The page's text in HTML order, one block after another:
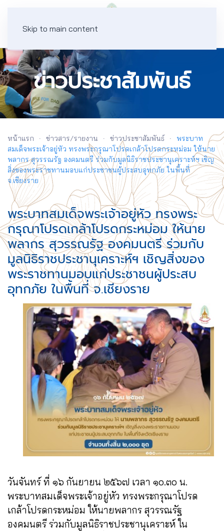
Skip to main content
ข่าวประชาสัมพันธ์
หน้าแรก ข่าวสาร/รายงาน ข่าวประชาสัมพันธ์
พระบาท
สมเด็จพระเจ้าอยู่หัว ทรงพระกรุณาโปรดเกล้าโปรดกระหม่อม ให้นาย
พลากร สุวรรณรัฐ องคมนตรี ร่วมกับมูลนิธิราชประชานุเคราะห์ฯ เชิญ
สิ่งของพระราชทานมอบแก่ประชาชนผู้ประสบอุทกภัย ในพื้นที่
จ.เชียงราย
พระบาทสมเด็จพระเจ้าอยู่หัว ทรงพระ
กรุณาโปรดเกล้าโปรดกระหม่อม ให้นาย
พลากร สุวรรณรัฐ องคมนตรี ร่วมกับ
มูลนิธิราชประชานุเคราะห์ฯ เชิญสิ่งของ
พระราชทานมอบแก่ประชาชนผู้ประสบ
อุทกภัย ในพื้นที่ จ.เชียงราย
วันจันทร์ ที่ ๑๖ กันยายน ๒๕๖๗ เวลา ๑๐.๓๐ น.
พระบาทสมเด็จพระเจ้าอยู่หัว ทรงพระกรุณาโปรด
เกล้าโปรดกระหม่อม ให้นายพลากร สุวรรณรัฐ
องคมนตรี ร่วมกับมูลนิธิราชประชานุเคราะห์ ใน